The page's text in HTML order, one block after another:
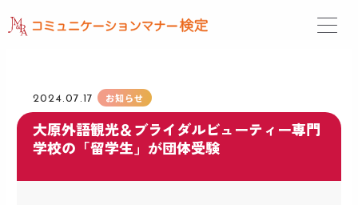
2024.07.17 お知らせ
大原外語観光＆ブライダルビューティー専門
学校の「留学生」が団体受験